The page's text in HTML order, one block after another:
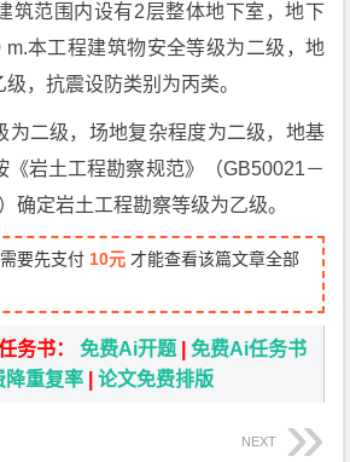
筑范围内设有2层整体地下室，地下
m.本工程建筑物安全等级为二级，地
，抗震设防类别为丙类。
为二级，场地复杂程度为二级，地基
《岩土工程勘察规范》（GB50021－
确定岩土工程勘察等级为乙级。
要先支付 10元 才能查看该篇文章全部
务书：免费Ai开题 |免费Ai任务书
降重复率 |论文免费排版
NEXT